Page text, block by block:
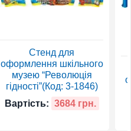
Стенд для
оформлення шкільного
музею “Революція
гідності”(Код: 3-1846)
Вартість: 3684 грн.